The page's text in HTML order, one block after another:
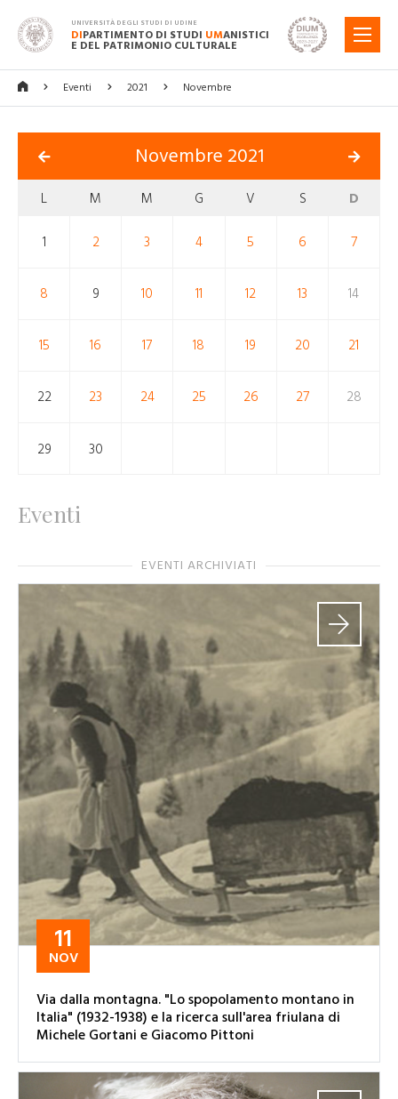
UNIVERSITÀ DEGLI STUDI DI UDINE
DIPARTIMENTO DI STUDI UMANISTICI
E DEL PATRIMONIO CULTURALE
MENU
Eventi 2021 Novembre
Novembre 2021
L M M G V S D
1 2 3 4 5 6 7
8 9 10 11 12 13 14
15 16 17 18 19 20 21
22 23 24 25 26 27 28
29 30
Eventi
EVENTI ARCHIVIATI
11
NOV
Via dalla montagna. "Lo spopolamento montano in
Italia" (1932-1938) e la ricerca sull'area friulana di
Michele Gortani e Giacomo Pittoni